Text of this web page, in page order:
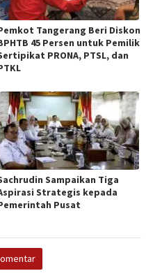
Tangerang Beri Diskon
45 Persen untuk Pemilik
PRONA, PTSL, dan
Sampaikan Tiga
Strategis kepada
Pusat